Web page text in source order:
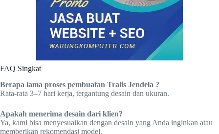
FAQ Singkat
Berapa lama proses pembuatan Tralis Jendela ?
Rata-rata 3–7 hari kerja, tergantung desain dan ukuran.
Apakah menerima desain dari klien?
Ya, kami bisa menyesuaikan dengan desain yang Anda inginkan atau
memberikan rekomendasi model.